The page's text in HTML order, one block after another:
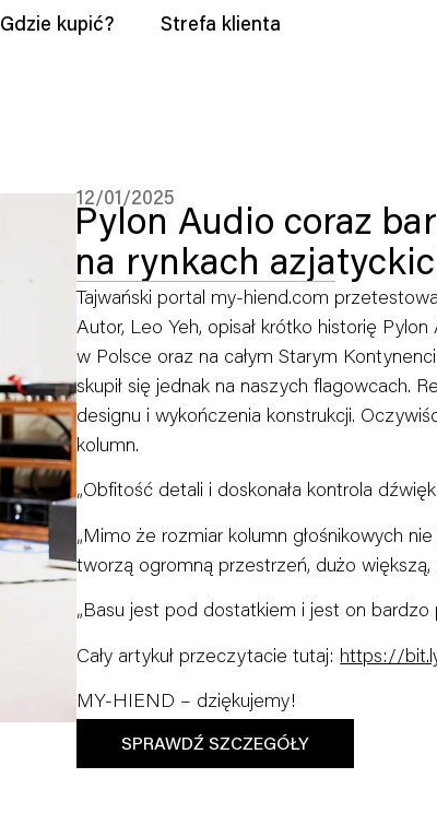
Gdzie kupić? Strefa klienta
12/01/2025
Pylon Audio coraz
na rynkach
Tajwański portal my-hiend.com
Autor, Leo Yeh, opisał krótko historię
w Polsce oraz na całym Starym
skupił się jednak na naszych flagowcach.
designu i wykończenia konstrukcji.
kolumn.
„Obfitość detali i doskonała kontrola
„Mimo że rozmiar kolumn głośnikowych
tworzą ogromną przestrzeń, dużo większą,
„Basu jest pod dostatkiem i jest on bardzo
Cały artykuł przeczytacie tutaj: https://
MY-HIEND – dziękujemy!
SPRAWDŹ SZCZEGÓŁY